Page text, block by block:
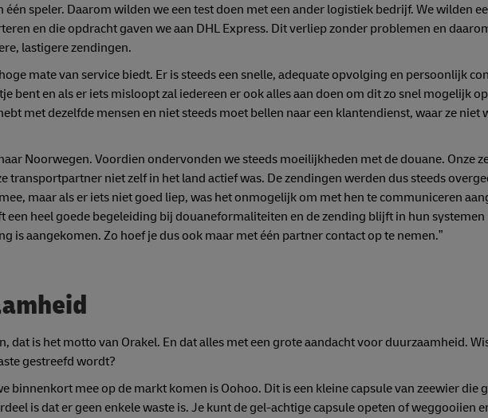
speler. Daarom wilden we een test doen met een ander logistiek bedrijf. We wilden
en die opdracht gaven we aan DHL Express. Dit verliep zonder problemen en
lastigere zendingen.
mate van service biedt. Er is steeds een snelle, adequate opvolging en persoonlijk
bent en als er iets misloopt zal iedereen er ook alles aan doen om dit zo snel mogelijk
met dezelfde mensen en niet steeds moet bellen naar een klantendienst, waar ze niet
Noorwegen. Voordien ondervonden we steeds moeilijkheden met de douane. Onze
transportpartner niet zelf in het land actief was. De zendingen werden dus steeds
maar als er iets niet goed liep, was het onmogelijk om met hen te communiceren
een heel goede begeleiding bij douaneformaliteiten en de zending blijft in hun systemen
is aangekomen. Zo hoef je dus ook maar met één partner contact op te nemen.”
dat is het motto van Orakel. En dat alles met een grote aandacht voor duurzaamheid.
gestreefd wordt?
binnenkort mee op de markt komen is Oohoo. Dit is een kleine capsule van zeewier die
is dat er geen enkele waste is. Je kunt de gel-achtige capsule opeten of weggooiien